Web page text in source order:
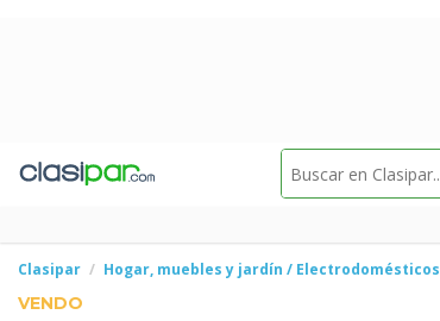
Clasipar Hogar, muebles y jardín / Electrodomésticos
VENDO